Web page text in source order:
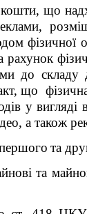
що
фізичної
рахунок
до складу
що
у вигляді
а також
та
та